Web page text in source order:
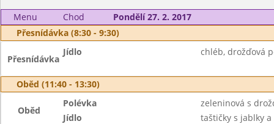
Menu Chod
Pondělí 27. 2. 2017
Přesnídávka (8:30 - 9:30)
Přesnídávka
Jídlo chléb, drožďová
Oběd (11:40 - 13:30)
Oběd
Polévka
zeleninová s
Jídlo
taštičky s jablky